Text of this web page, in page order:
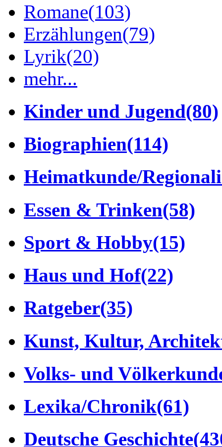
Romane(103)
Erzählungen(79)
Lyrik(20)
mehr...
Kinder und Jugend(80)
Biographien(114)
Heimatkunde/
Essen & Trinken(58)
Sport & Hobby(15)
Haus und Hof(22)
Ratgeber(35)
Kunst, Kultur,
Volks- und
Lexika/Chronik(61)
Deutsche Geschichte